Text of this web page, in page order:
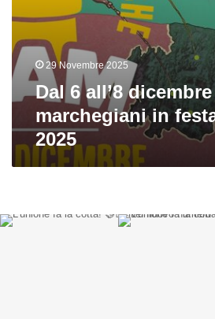
29 Novembre 2025
Dal 6 all’8
marchegiani in
2025